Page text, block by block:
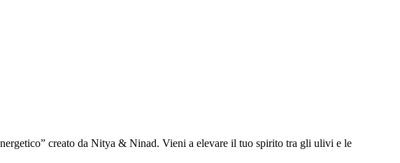
creato da Nitya & Ninad. Vieni a elevare il tuo spirito tra gli ulivi e le